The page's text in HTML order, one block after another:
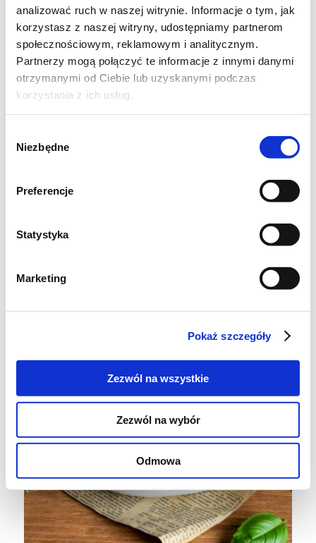
analizować ruch w naszej witrynie. Informacje o tym, jak
korzystasz z naszej witryny, udostępniamy partnerom
społecznościowym, reklamowym i analitycznym.
Partnerzy mogą połączyć te informacje z innymi danymi
otrzymanymi od Ciebie lub uzyskanymi podczas
korzystania z ich usług.
zgody
Niezbędne
Preferencje
Statystyka
Marketing
Pokaż szczegóły
Zezwól na wszystkie
Zezwól na wybór
Odmowa
stopni na około 20 minut.
Naleśniki podajemy solo lub np z sosem
czosnkowym czy z ketchupem. Fajnie
sprawdzi się też prosta sałatka z roszponki i